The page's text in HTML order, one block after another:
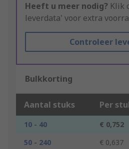
Heeft u meer nodig? Klik
leverdata' voor extra
Controleer
Bulkkorting
Aantal stuks Per
10 - 40 € 0,752
50 - 240
€ 0,637